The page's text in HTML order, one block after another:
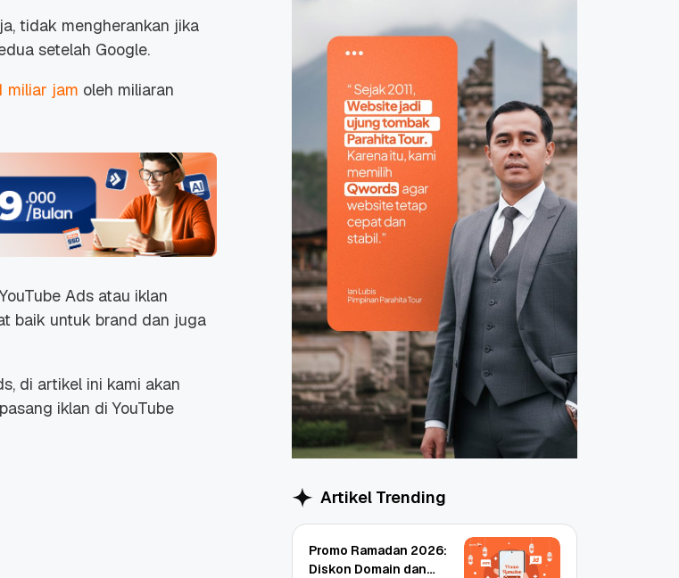
tidak mengherankan jika
setelah Google.
miliar jam oleh miliaran
Ads atau iklan
baik untuk brand dan juga
di artikel ini kami akan
iklan di YouTube
Artikel Trending
Promo Ramadan 2026:
Diskon Domain dan